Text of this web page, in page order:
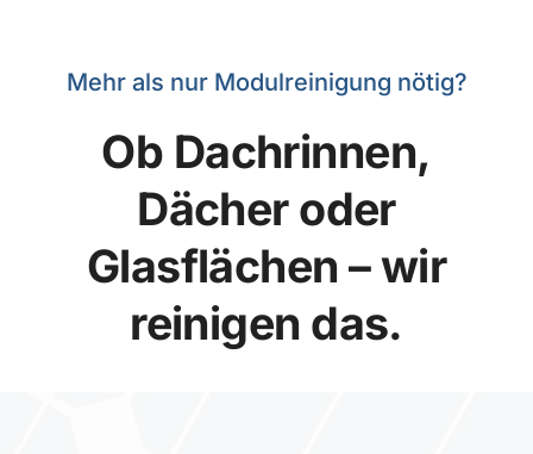
Mehr als nur Modulreinigung nötig?
Ob Dachrinnen,
Dächer oder
Glasflächen – wir
reinigen das.